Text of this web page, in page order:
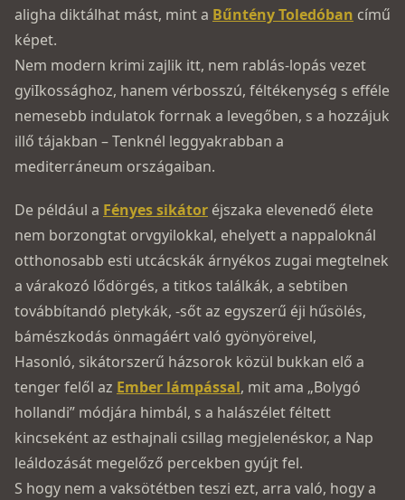
aligha diktálhat mást, mint a Bűntény Toledóban című
képet.
Nem modern krimi zajlik itt, nem rablás-lopás vezet
gyiIkossághoz, hanem vérbosszú, féltékenység s efféle
nemesebb indulatok forrnak a levegőben, s a hozzájuk
illő tájakban – Tenknél leggyakrabban a
mediterráneum országaiban.
De például a Fényes sikátor éjszaka elevenedő élete
nem borzongtat orvgyilokkal, ehelyett a nappaloknál
otthonosabb esti utcácskák árnyékos zugai megtelnek
a várakozó lődörgés, a titkos találkák, a sebtiben
továbbítandó pletykák, -sőt az egyszerű éji hűsölés,
bámészkodás önmagáért való gyönyöreivel,
Hasonló, sikátorszerű házsorok közül bukkan elő a
tenger felől az Ember lámpással, mit ama „Bolygó
hollandi” módjára himbál, s a halászélet féltett
kincseként az esthajnali csillag megjelenéskor, a Nap
leáldozását megelőző percekben gyújt fel.­
S hogy nem a vaksötétben teszi ezt, arra való, hogy a